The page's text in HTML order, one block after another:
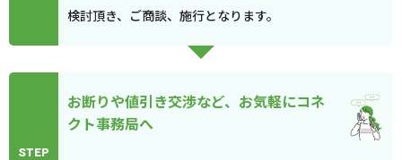
検討頂き、ご商談、施行となります。
STEP
お断りや値引き交渉など、お気軽にコネ
クト事務局へ